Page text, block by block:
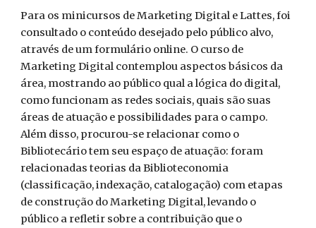
Para os minicursos de Marketing Digital e Lattes, foi
consultado o conteúdo desejado pelo público alvo,
através de um formulário online. O curso de
Marketing Digital contemplou aspectos básicos da
área, mostrando ao público qual a lógica do digital,
como funcionam as redes sociais, quais são suas
áreas de atuação e possibilidades para o campo.
Além disso, procurou-se relacionar como o
Bibliotecário tem seu espaço de atuação: foram
relacionadas teorias da Biblioteconomia
(classificação, indexação, catalogação) com etapas
de construção do Marketing Digital, levando o
público a refletir sobre a contribuição que o